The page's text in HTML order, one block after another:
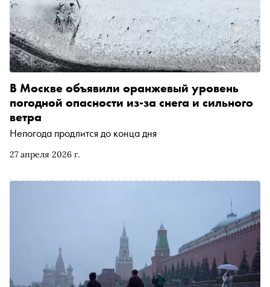
27 апреля 2026 г.
В Москве объявили оранжевый уровень
погодной опасности из-за снега и сильного
ветра
Непогода продлится до конца дня